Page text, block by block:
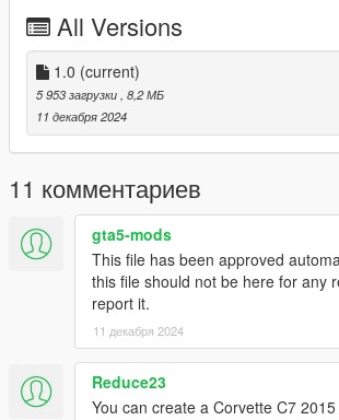
place it there.
3. After that go to
mods/update/update.rpf/common/data/
5. Enjoy
Contains Fivem ver.
[CREDITS]
DO NOT REUPLOAD OR EDIT FOR
PERMISSION.
All Versions
1.0 (current)
5 953 загрузки , 8,2 МБ
11 декабря 2024
11 комментариев
gta5-mods
This file has been approved
this file should not be here for any
report it.
11 декабря 2024
Reduce23
You can create a Corvette C7